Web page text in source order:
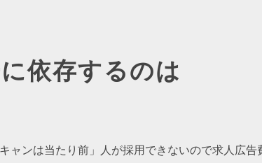
依存するのは
ャンは当たり前」人が採用できないので求人広告